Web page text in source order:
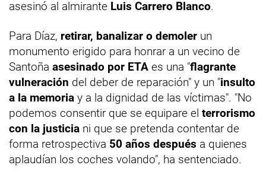
asesinó al almirante Luis Carrero Blanco.
Para Díaz, retirar, banalizar o demoler un
monumento erigido para honrar a un vecino de
Santoña asesinado por ETA es una "flagrante
vulneración del deber de reparación" y un "insulto
a la memoria y a la dignidad de las víctimas". "No
podemos consentir que se equipare el terrorismo
con la justicia ni que se pretenda contentar de
forma retrospectiva 50 años después a quienes
aplaudían los coches volando", ha sentenciado.